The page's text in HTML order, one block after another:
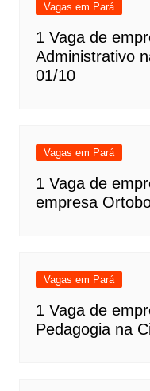
Vagas em Pará
1 Vaga de
Administrativo
01/10
Vagas em Pará
1 Vaga de
empresa
Vagas em Pará
1 Vaga de
Pedagogia na